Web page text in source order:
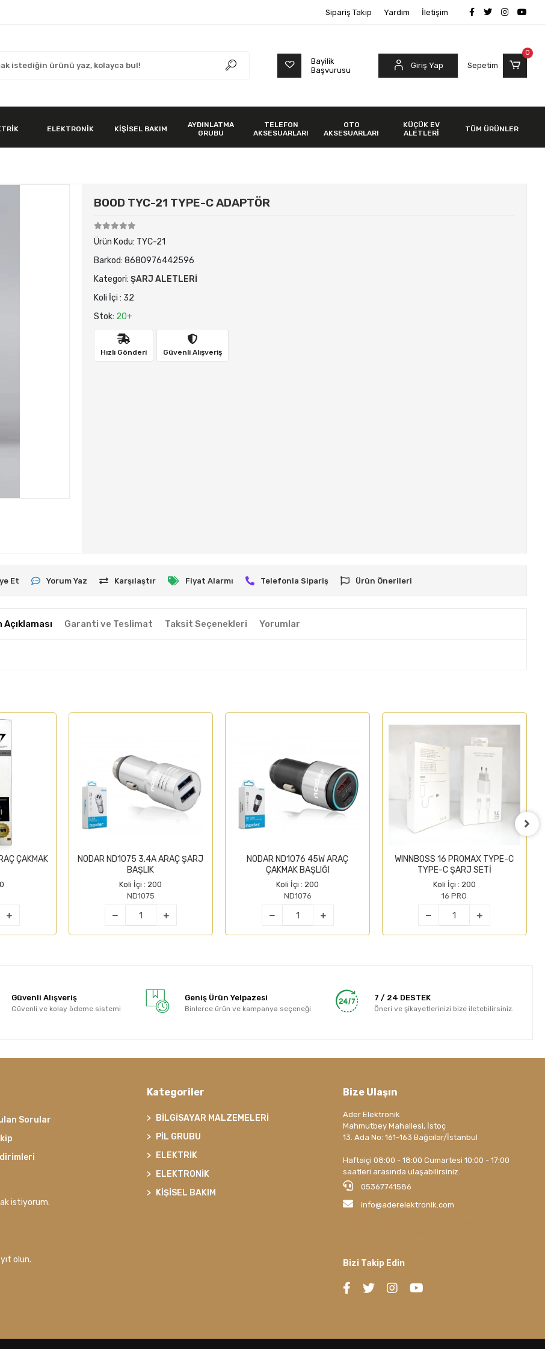
Sipariş Takip Yardım İletişim
Bayilik
Başvurusu
Giriş Yap Sepetim
0
ELEKTRONİK KİŞİSEL BAKIM
AYDINLATMA
GRUBU
TELEFON
AKSESUARLARI
OTO
AKSESUARLARI
KÜÇÜK EV
ALETLERİ
TÜM ÜRÜNLER
BOOD TYC-21 TYPE-C ADAPTÖR
Ürün Kodu: TYC-21
Barkod: 8680976442596
Kategori: ŞARJ ALETLERİ
Koli İçi : 32
Stok: 20+
Hızlı Gönderi Güvenli Alışveriş
Et Yorum Yaz Karşılaştır Fiyat Alarmı Telefonla Sipariş Ürün Önerileri
Açıklaması Garanti ve Teslimat Taksit Seçenekleri Yorumlar
ÇAKMAK
NODAR ND1075 3.4A ARAÇ ŞARJ
BAŞLIK
Koli İçi : 200
ND1075
NODAR ND1076 45W ARAÇ
ÇAKMAK BAŞLIĞI
Koli İçi : 200
ND1076
WINNBOSS 16 PROMAX TYPE-C
TYPE-C ŞARJ SETİ
Koli İçi : 200
16 PRO
Güvenli Alışveriş
Güvenli ve kolay ödeme sistemi
Geniş Ürün Yelpazesi
Binlerce ürün ve kampanya seçeneği
7 / 24 DESTEK
Öneri ve şikayetlerinizi bize iletebilirsiniz.
Sorular
istiyorum.
olun.
Kategoriler
BİLGİSAYAR MALZEMELERİ
PİL GRUBU
ELEKTRİK
ELEKTRONİK
KİŞİSEL BAKIM
Bize Ulaşın
Ader Elektronik
Mahmutbey Mahallesi, İstoç
13. Ada No: 161-163 Bağcılar/İstanbul
Haftaiçi 08:00 - 18:00 Cumartesi 10:00 - 17:00
saatleri arasında ulaşabilirsiniz.
05367741586
info@aderelektronik.com
Bizi Takip Edin